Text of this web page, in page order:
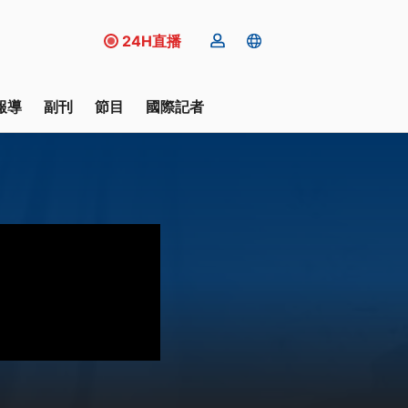
24H直播
導 副刊 節目 國際記者